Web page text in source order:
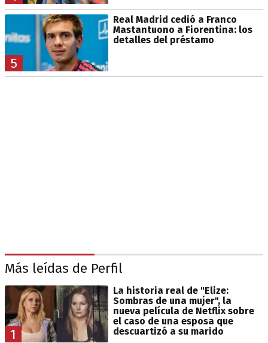
5
Real Madrid cedió a Franco
Mastantuono a Fiorentina: los
detalles del préstamo
Más leídas de Perfil
1
La historia real de "Elize:
Sombras de una mujer", la
nueva película de Netflix sobre
el caso de una esposa que
descuartizó a su marido